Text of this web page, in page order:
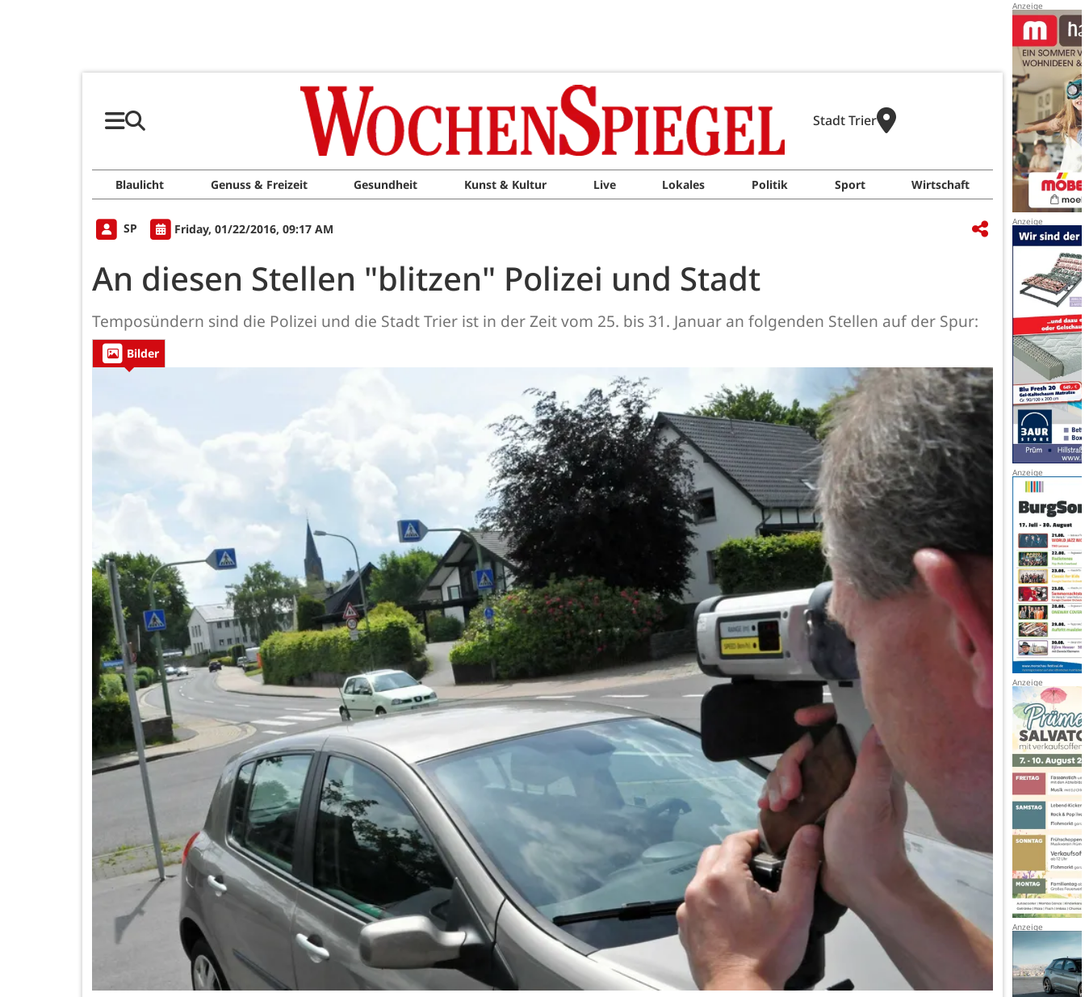
Stadt Trier
Blaulicht Genuss & Freizeit Gesundheit Kunst & Kultur Live Lokales Politik Sport Wirtschaft
SP Friday, 01/22/2016, 09:17 AM
An diesen Stellen "blitzen" Polizei und Stadt
Temposündern sind die Polizei und die Stadt Trier ist in der Zeit vom 25. bis 31. Januar an folgenden Stellen auf der Spur:
Bilder